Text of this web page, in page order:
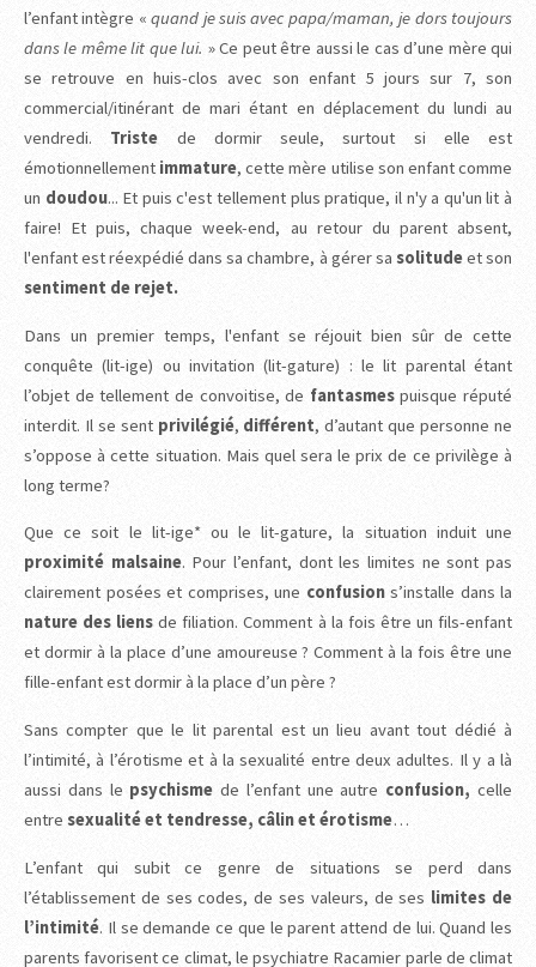
l’enfant intègre «quand je suis avec papa/maman, je dors toujours
dans le même lit que lui. » Ce peut être aussi le cas d’une mère qui
se retrouve en huis-clos avec son enfant 5 jours sur 7, son
commercial/itinérant de mari étant en déplacement du lundi au
vendredi. Triste de dormir seule, surtout si elle est
émotionnellement immature, cette mère utilise son enfant comme
un doudou... Et puis c'est tellement plus pratique, il n'y a qu'un lit à
faire! Et puis, chaque week-end, au retour du parent absent,
l'enfant est réexpédié dans sa chambre, à gérer sa solitudeet son
sentiment de rejet.
Dans un premier temps, l'enfant se réjouit bien sûr de cette
conquête (lit-ige) ou invitation (lit-gature) : le lit parental étant
l’objet de tellement de convoitise, de fantasmespuisque réputé
interdit. Il se sent privilégié, différent, d’autant que personne ne
s’oppose à cette situation. Mais quel sera le prix de ce privilège à
long terme?
Que ce soit le lit-ige* ou le lit-gature, la situation induit une
proximité malsaine. Pour l’enfant, dont les limites ne sont pas
clairement posées et comprises, une confusions’installe dans la
nature des liens de filiation. Comment à la fois être un fils-enfant
et dormir à la place d’une amoureuse ? Comment à la fois être une
fille-enfant est dormir à la place d’un père ?
Sans compter que le lit parental est un lieu avant tout dédié à
l’intimité, à l’érotisme et à la sexualité entre deux adultes. Il y a là
aussi dans le psychismede l’enfant une autre confusion,celle
entre sexualité et tendresse, câlin et érotisme…
L’enfant qui subit ce genre de situations se perd dans
l’établissement de ses codes, de ses valeurs, de ses limites de
l’intimité. Il se demande ce que le parent attend de lui. Quand les
parents favorisent ce climat, le psychiatre Racamier parle de climat